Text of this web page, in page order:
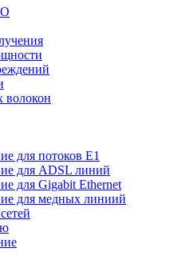
волокон
для потоков Е1
для ADSL линий
для Gigabit Ethernet
для медных линиий